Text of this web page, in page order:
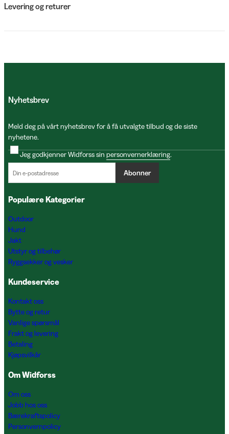
Levering og returer
Nyhetsbrev
Meld deg på vårt nyhetsbrev for å få utvalgte tilbud og de siste
nyhetene.
Jeg godkjenner Widforss sin personvernerklæring.
Abonner
Populære Kategorier
Outdoor
Hund
Jakt
Utstyr og tilbehør
Ryggsekker og vesker
Kundeservice
Kontakt oss
Bytte og retur
Vanlige spørsmål
Frakt og levering
Betaling
Kjøpsvilkår
Om Widforss
Om oss
Jobb hos oss
Bærekraftspolicy
Personvernpolicy